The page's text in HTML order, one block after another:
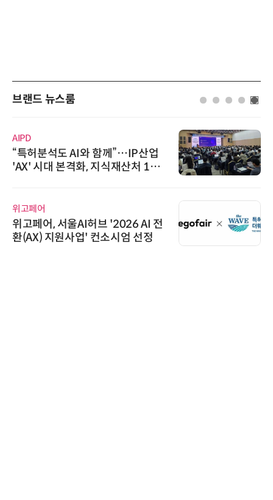
브랜드 뉴스룸
AIPD
“특허분석도 AI와 함께”…IP산업
'AX' 시대 본격화, 지식재산처 1호
위고페어
위고페어, 서울AI허브 '2026 AI 전
환(AX) 지원사업' 컨소시엄 선정